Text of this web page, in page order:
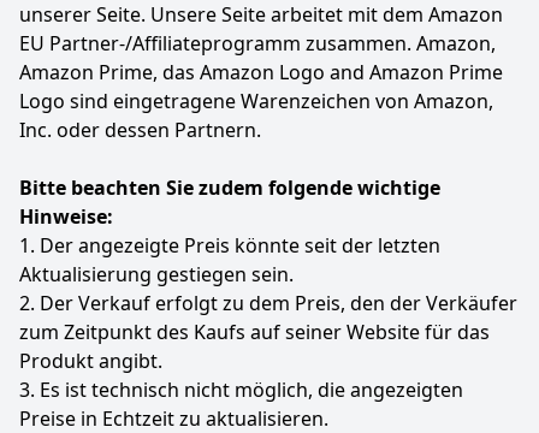
Anzeigen
unserer Seite. Unsere Seite arbeitet mit dem Amazon
EU Partner-/Affiliateprogramm zusammen. Amazon,
Amazon Prime, das Amazon Logo and Amazon Prime
Logo sind eingetragene Warenzeichen von Amazon,
Inc. oder dessen Partnern.
Bitte beachten Sie zudem folgende wichtige
Hinweise:
1. Der angezeigte Preis könnte seit der letzten
Aktualisierung gestiegen sein.
2. Der Verkauf erfolgt zu dem Preis, den der Verkäufer
zum Zeitpunkt des Kaufs auf seiner Website für das
Produkt angibt.
3. Es ist technisch nicht möglich, die angezeigten
Preise in Echtzeit zu aktualisieren.